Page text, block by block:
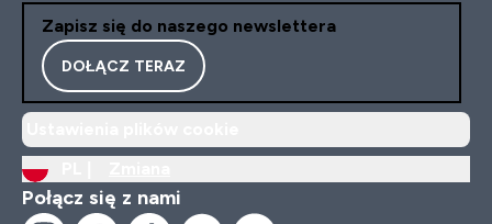
Zapisz się do naszego newslettera
DOŁĄCZ TERAZ
Połącz się z nami